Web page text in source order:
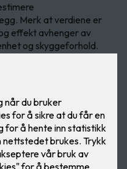
Merk at verdiene er
effekt avhenger av
og skyggeforhold.